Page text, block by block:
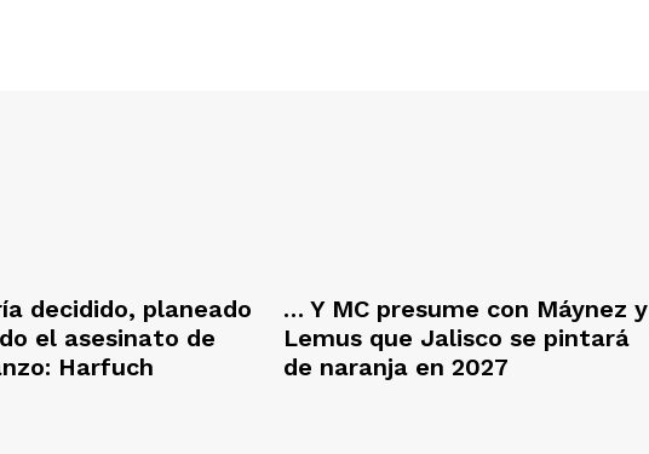
decidido, planeado
el asesinato de
Harfuch
… Y MC presume con Máynez y
Lemus que Jalisco se pintará
de naranja en 2027